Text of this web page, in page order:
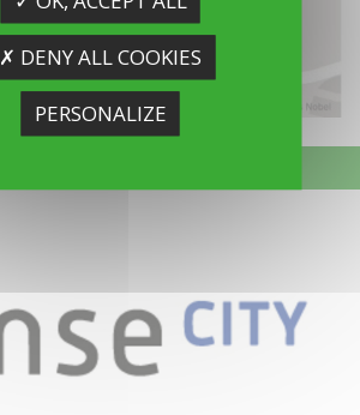
✗ DENY ALL COOKIES
PERSONALIZE